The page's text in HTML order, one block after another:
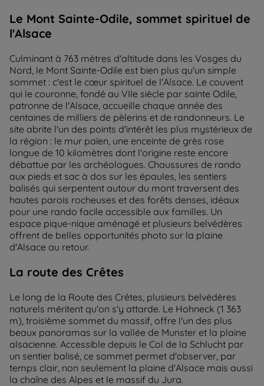
Le Mont Sainte-Odile, sommet spirituel de
l'Alsace
Culminant à 763 mètres d'altitude dans les Vosges du
Nord, le Mont Sainte-Odile est bien plus qu'un simple
sommet : c'est le cœur spirituel de l'Alsace. Le couvent
qui le couronne, fondé au VIIe siècle par sainte Odile,
patronne de l'Alsace, accueille chaque année des
centaines de milliers de pèlerins et de randonneurs. Le
site abrite l'un des points d'intérêt les plus mystérieux de
la région : le mur païen, une enceinte de grès rose
longue de 10 kilomètres dont l'origine reste encore
débattue par les archéologues. Chaussures de rando
aux pieds et sac à dos sur les épaules, les sentiers
balisés qui serpentent autour du mont traversent des
hautes parois rocheuses et des forêts denses, idéaux
pour une rando facile accessible aux familles. Un
espace pique-nique aménagé et plusieurs belvédères
offrent de belles opportunités photo sur la plaine
d'Alsace au retour.
La route des Crêtes
Le long de la Route des Crêtes, plusieurs belvédères
naturels méritent qu'on s'y attarde. Le Hohneck (1 363
m), troisième sommet du massif, offre l'un des plus
beaux panoramas sur la vallée de Munster et la plaine
alsacienne. Accessible depuis le Col de la Schlucht par
un sentier balisé, ce sommet permet d'observer, par
temps clair, non seulement la plaine d'Alsace mais aussi
la chaîne des Alpes et le massif du Jura.